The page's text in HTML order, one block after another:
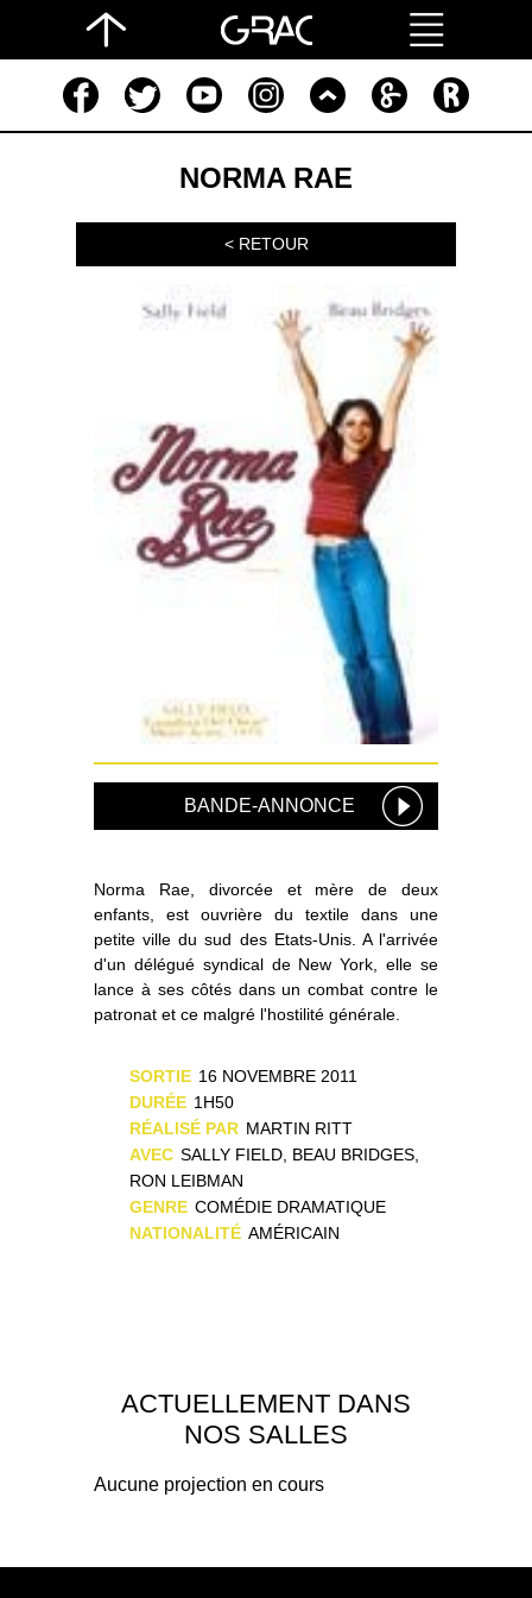
NORMA RAE
< RETOUR
BANDE-ANNONCE
Norma Rae, divorcée et mère de deux
enfants, est ouvrière du textile dans une
petite ville du sud des Etats-Unis. A l'arrivée
d'un délégué syndical de New York, elle se
lance à ses côtés dans un combat contre le
patronat et ce malgré l'hostilité générale.
SORTIE 16 NOVEMBRE 2011
DURÉE 1H50
RÉALISÉ PAR MARTIN RITT
AVEC SALLY FIELD, BEAU BRIDGES,
RON LEIBMAN
GENRE COMÉDIE DRAMATIQUE
NATIONALITÉ AMÉRICAIN
ACTUELLEMENT DANS
NOS SALLES
Aucune projection en cours